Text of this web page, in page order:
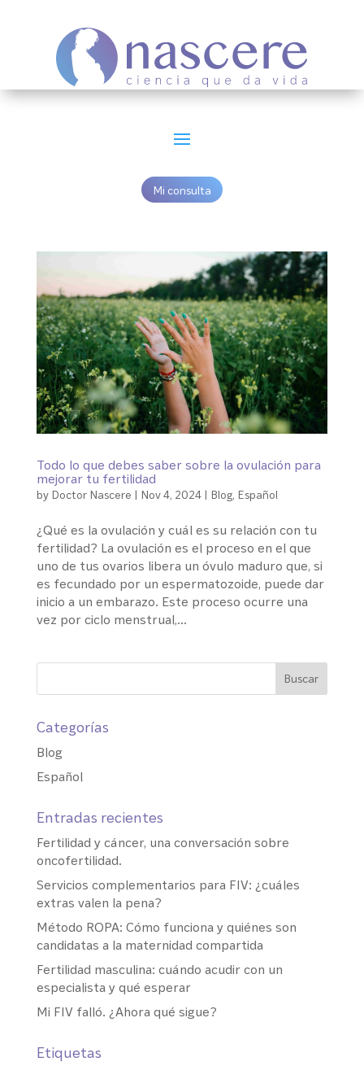
Mi consulta
Todo lo que debes saber sobre la ovulación para
mejorar tu fertilidad
by Doctor Nascere | Nov 4, 2024| Blog, Español
¿Qué es la ovulación y cuál es su relación con tu
fertilidad? La ovulación es el proceso en el que
uno de tus ovarios libera un óvulo maduro que, si
es fecundado por un espermatozoide, puede dar
inicio a un embarazo. Este proceso ocurre una
vez por ciclo menstrual,...
Categorías
Blog
Español
Entradas recientes
Fertilidad y cáncer, una conversación sobre
oncofertilidad.
Servicios complementarios para FIV: ¿cuáles
extras valen la pena?
Método ROPA: Cómo funciona y quiénes son
candidatas a la maternidad compartida
Fertilidad masculina: cuándo acudir con un
especialista y qué esperar
Mi FIV falló. ¿Ahora qué sigue?
Etiquetas